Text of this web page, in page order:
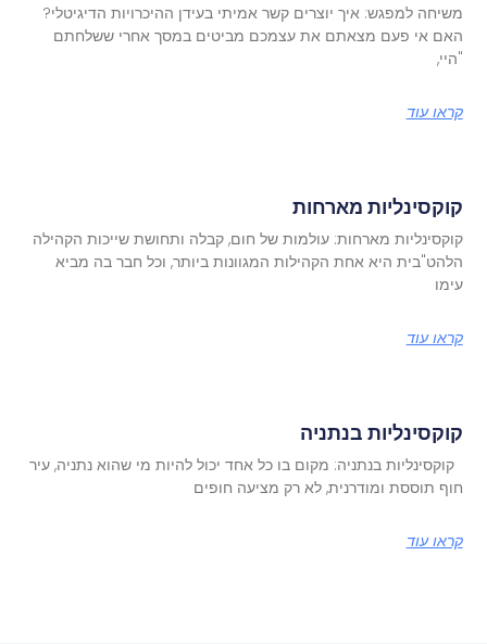
משיחה למפגש: איך יוצרים קשר אמיתי בעידן ההיכרויות הדיגיטלי?
האם אי פעם מצאתם את עצמכם מביטים במסך אחרי ששלחתם
"היי,
קראו עוד
קוקסינליות מארחות
קוקסינליות מארחות: עולמות של חום, קבלה ותחושת שייכות הקהילה
הלהט"בית היא אחת הקהילות המגוונות ביותר, וכל חבר בה מביא
עימו
קראו עוד
קוקסינליות בנתניה
קוקסינליות בנתניה: מקום בו כל אחד יכול להיות מי שהוא נתניה, עיר
חוף תוססת ומודרנית, לא רק מציעה חופים
קראו עוד